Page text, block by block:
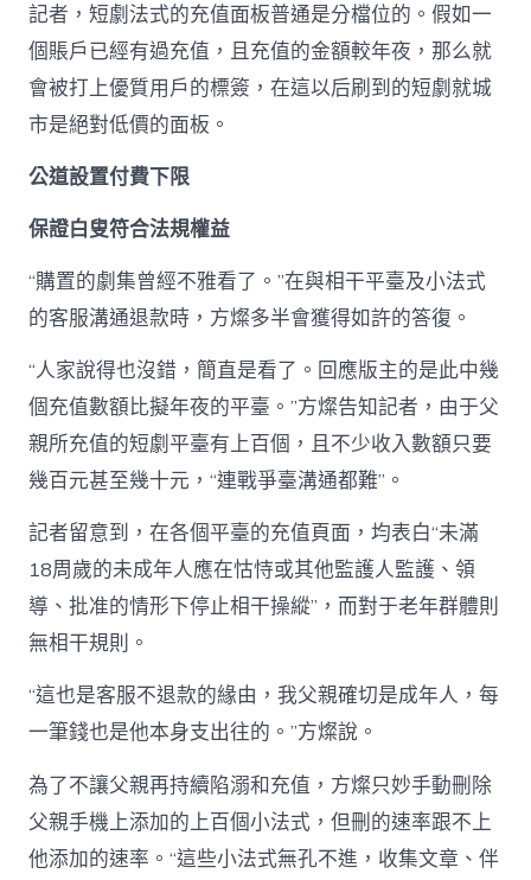
記者，短劇法式的充值面板普通是分檔位的。假如一
個賬戶已經有過充值，且充值的金額較年夜，那么就
會被打上優質用戶的標簽，在這以后刷到的短劇就城
市是絕對低價的面板。
公道設置付費下限
保證白叟符合法規權益
“購置的劇集曾經不雅看了。”在與相干平臺及小法式
的客服溝通退款時，方燦多半會獲得如許的答復。
“人家說得也沒錯，簡直是看了。回應版主的是此中幾
個充值數額比擬年夜的平臺。”方燦告知記者，由于父
親所充值的短劇平臺有上百個，且不少收入數額只要
幾百元甚至幾十元，“連戰爭臺溝通都難”。
記者留意到，在各個平臺的充值頁面，均表白“未滿
18周歲的未成年人應在怙恃或其他監護人監護、領
導、批准的情形下停止相干操縱”，而對于老年群體則
無相干規則。
“這也是客服不退款的緣由，我父親確切是成年人，每
一筆錢也是他本身支出往的。”方燦說。
為了不讓父親再持續陷溺和充值，方燦只妙手動刪除
父親手機上添加的上百個小法式，但刪的速率跟不上
他添加的速率。“這些小法式無孔不進，收集文章、伴